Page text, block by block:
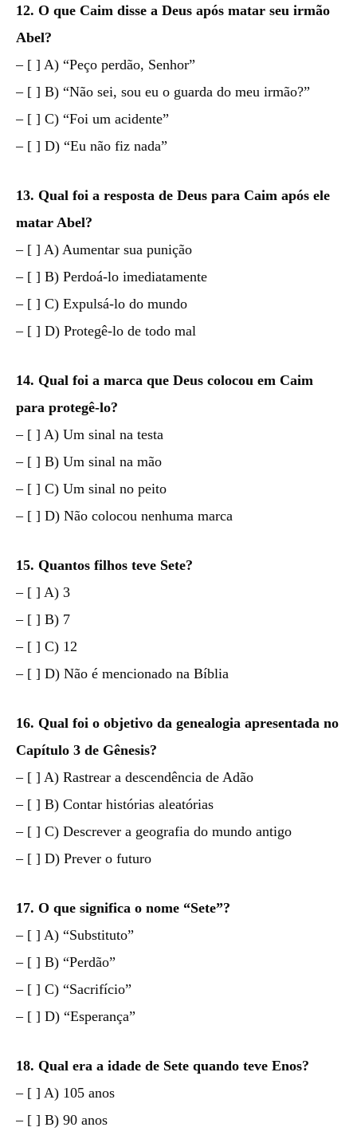
12. O que Caim disse a Deus após matar seu irmão
Abel?
– [ ] A) “Peço perdão, Senhor”
– [ ] B) “Não sei, sou eu o guarda do meu irmão?”
– [ ] C) “Foi um acidente”
– [ ] D) “Eu não fiz nada”
13. Qual foi a resposta de Deus para Caim após ele
matar Abel?
– [ ] A) Aumentar sua punição
– [ ] B) Perdoá-lo imediatamente
– [ ] C) Expulsá-lo do mundo
– [ ] D) Protegê-lo de todo mal
14. Qual foi a marca que Deus colocou em Caim
para protegê-lo?
– [ ] A) Um sinal na testa
– [ ] B) Um sinal na mão
– [ ] C) Um sinal no peito
– [ ] D) Não colocou nenhuma marca
15. Quantos filhos teve Sete?
– [ ] A) 3
– [ ] B) 7
– [ ] C) 12
– [ ] D) Não é mencionado na Bíblia
16. Qual foi o objetivo da genealogia apresentada no
Capítulo 3 de Gênesis?
– [ ] A) Rastrear a descendência de Adão
– [ ] B) Contar histórias aleatórias
– [ ] C) Descrever a geografia do mundo antigo
– [ ] D) Prever o futuro
17. O que significa o nome “Sete”?
– [ ] A) “Substituto”
– [ ] B) “Perdão”
– [ ] C) “Sacrifício”
– [ ] D) “Esperança”
18. Qual era a idade de Sete quando teve Enos?
– [ ] A) 105 anos
– [ ] B) 90 anos